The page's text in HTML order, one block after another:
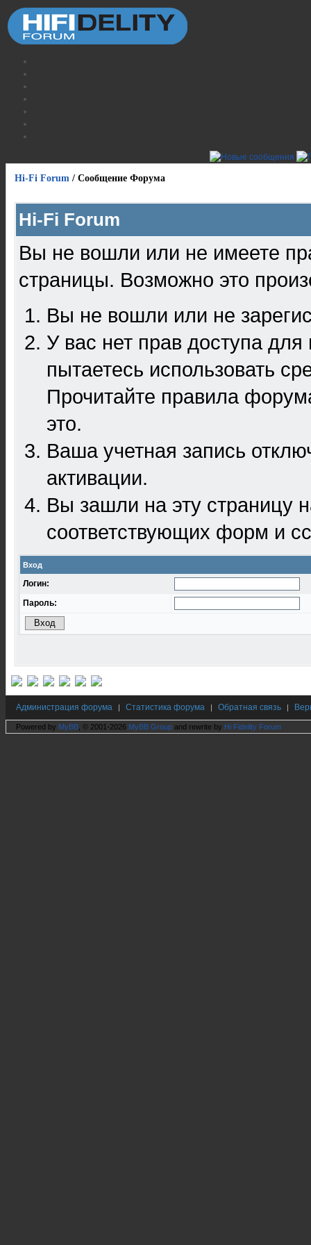
Hi-Fi Forum / Сообщение Форума
Hi-Fi Forum
Вы не вошли или не имеете
страницы. Возможно это
Вы не вошли или не
У вас нет прав доступа
пытаетесь использовать
Прочитайте правила
это.
Ваша учетная запись
активации.
Вы зашли на эту
соответствующих форм и
Вход
Логин:
Пароль:
Администрация форума | Статистика форума | Обратная связь |
Powered by MyBB , © 2001-2026 MyBB Group and rewrite by Hi Fidelity Forum